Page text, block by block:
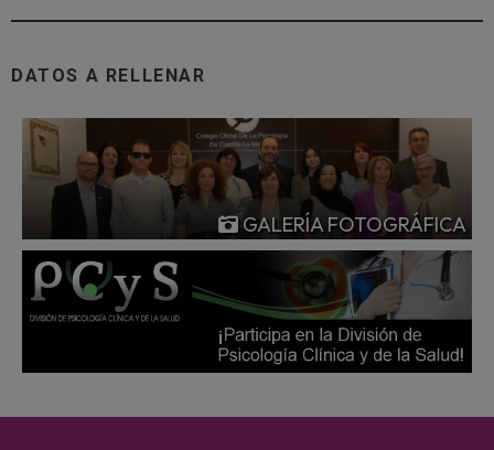
DATOS A RELLENAR
GALERÍA FOTOGRÁFICA